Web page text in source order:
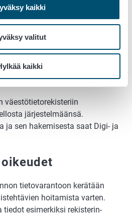
kaikki
valitut
kaikki
on lisätietoa Ruokaviraston
ruokavirasto.fi →
.
väestötietorekisteriin
järjestelmäänsä.
ja sen hakemisesta saat Digi- ja
tietovarantoon kerätään
hoitamista varten.
tiedot esimerkiksi rekisterin­